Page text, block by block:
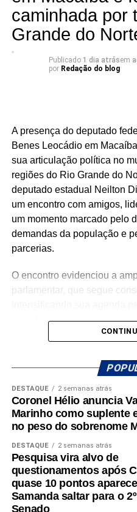
KALLYANNO MOTA
Há mandatos que passam.
resultados.
com o povo potiguar. Os
apenas estatísticas:
cultura valorizada,
atendidos e uma atuação
mais precisa.
São centenas de
culturais reconhecidos,
investimentos que chegam
emendas parlamentares.
fazer política é transformar
compromisso com o
Norte. Um mandato
caminhada por
Grande do
Publicado 1 dia atrásem
por Redação do blog
A presença do deputado
Benes Leocádio em
sua articulação política no
regiões do Rio Grande do
deputado estadual Neilton
um encontro com amigos,
um momento marcado pelo
demandas da população e
parcerias.
O encontro evidenciou a
parlamentar, que segue
voltada para o
para os municípios
desenvolvimento do Rio
A mobilização em Macaíba
construção de uma
presença em todas as
diálogo com a população e
com o futuro dos potiguares.
DESTAQUE 2 semanas atrás
Coronel Hélio anuncia
Marinho como suplente
no peso do sobrenome
DESTAQUE 2 semanas atrás
Pesquisa vira alvo de
questionamentos após
quase 10 pontos
Samanda saltar para o
Senado